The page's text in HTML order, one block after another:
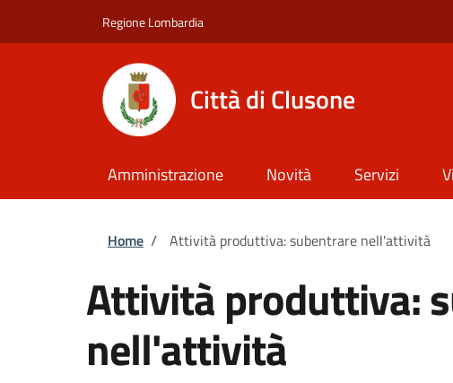
Regione Lombardia
Città di Clusone
Amministrazione Novità Servizi
Briciole di pane
Home / Attività produttiva: subentrare nell'attività
Attività produttiva:
nell'attività